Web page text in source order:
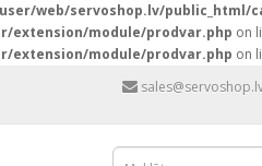
web/servoshop.lv/
extension/module/prodvar.php on
extension/module/prodvar.php on